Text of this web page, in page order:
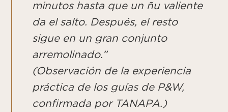
minutos hasta que un ñu valiente
da el salto. Después, el resto
sigue en un gran conjunto
arremolinado.”
(Observación de la experiencia
práctica de los guías de P&W,
confirmada por TANAPA.)